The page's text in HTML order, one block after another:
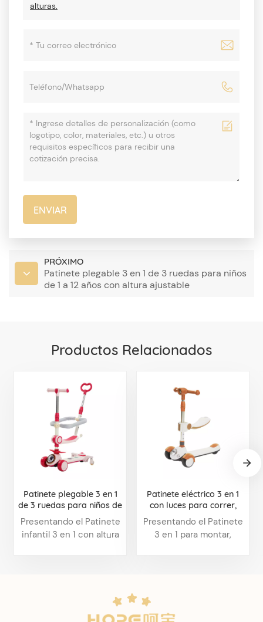
alturas.
ENVIAR
PRÓXIMO
Patinete plegable 3 en 1 de 3 ruedas para niños
de 1 a 12 años con altura ajustable
Productos Relacionados
Patinete plegable 3 en 1
de 3 ruedas para niños de
1 a 12 años con altura
ajustable
Presentando el Patinete
infantil 3 en 1 con altura
Patinete eléctrico 3 en 1
con luces para correr,
ideal para niños de 1 a 12
años, con conversión de
un solo toque.
Presentando el Patinete
3 en 1 para montar,